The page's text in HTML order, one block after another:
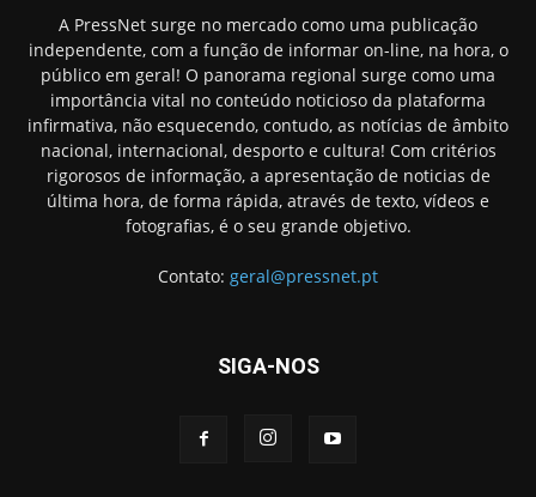
A PressNet surge no mercado como uma publicação
independente, com a função de informar on-line, na hora, o
público em geral! O panorama regional surge como uma
importância vital no conteúdo noticioso da plataforma
infirmativa, não esquecendo, contudo, as notícias de âmbito
nacional, internacional, desporto e cultura! Com critérios
rigorosos de informação, a apresentação de noticias de
última hora, de forma rápida, através de texto, vídeos e
fotografias, é o seu grande objetivo.
Contato: geral@pressnet.pt
SIGA-NOS